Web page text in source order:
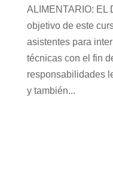
ALIMENTARIO: EL
objetivo de este
asistentes para
técnicas con el fin
responsabilidades
y también...